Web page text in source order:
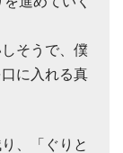
そうで、僕
に入れる真
、「ぐりと